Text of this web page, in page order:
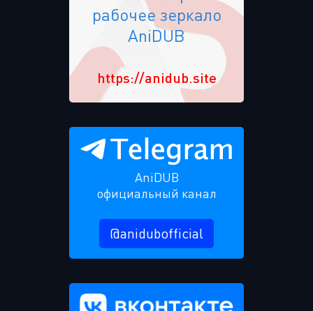
ВОЙТИ НА САЙТ
Регистрация Восстановить пароль
рабочее зеркало
AniDUB
https://anidub.site
AniDUB
официальный канал
@anidubofficial